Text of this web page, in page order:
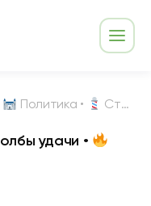
Политика • Столбы удачи •
удачи •